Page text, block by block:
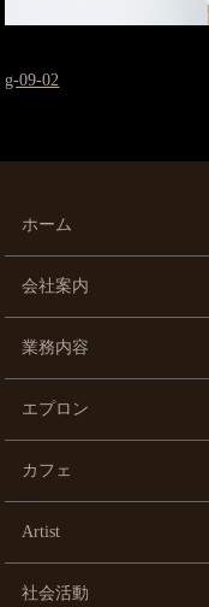
g-09-02
ホーム
会社案内
業務内容
エプロン
カフェ
Artist
社会活動